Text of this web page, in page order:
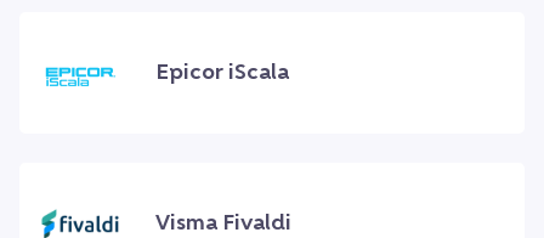
Epicor iScala
Visma Fivaldi